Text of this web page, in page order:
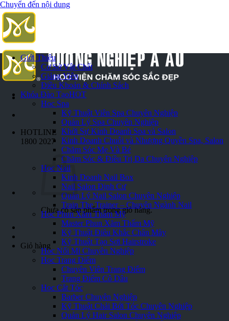
Chuyển đến nội dung
HOTLINE
1800 2027
Chưa có sản phẩm trong giỏ hàng.
Giỏ hàng
Giới Thiệu
Cơ Sở Vật Chất
Giảng Viên
Điều Khoản & Chính Sách
Khóa Đào TạoHOT
Học Spa
Kỹ Thuật Viên Spa Chuyên Nghiệp
Quản Lý Spa Chuyên Nghiệp
Khởi Sự Kinh Doanh Spa và Salon
Kinh Doanh Chuỗi và Nhượng Quyền Spa, Salon
Chăm Sóc Mẹ Và Bé
Chăm Sóc & Điều Trị Da Chuyên Nghiệp
Học Nail
Kinh Doanh Nail Box
Nail Salon Định Cư
Quản Lý Nail Salon Chuyên Nghiệp
Train The Trainer – Chuyên Ngành Nail
Học Phun Xăm Thẩm Mỹ
Master Phun Xăm Thẩm Mỹ
Kỹ Thuật Điêu Khắc Chân Mày
Kỹ Thuật Tạo Sợi Hairstroke
Học Nối Mi Chuyên Nghiệp
Học Trang Điểm
Chuyên Viên Trang Điểm
Trang Điểm Cô Dâu
Học Cắt Tóc
Barber Chuyên Nghiệp
Kỹ Thuật Chải Bới Tóc Chuyên Nghiệp
Quản Lý Hair Salon Chuyên Nghiệp